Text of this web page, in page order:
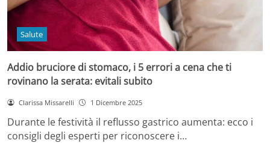
Salute
Addio bruciore di stomaco, i 5 errori a cena che ti
rovinano la serata: evitali subito
Clarissa Missarelli 1 Dicembre 2025
Durante le festività il reflusso gastrico aumenta: ecco i
consigli degli esperti per riconoscere i…